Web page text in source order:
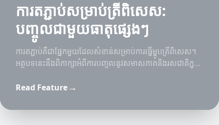
ការតភ្ជាប់សម្រាប់ត្រីពិសេស:
បញ្ចូលជាមួយធាតុផ្សេងៗ
ការតភ្ជាប់គឺជាផ្នែកមួយដែលសំខាន់សម្រាប់ការធ្វើម្ហូបត្រីពិសេស។
អត្ថបទនេះនឹងពិភាក្សាអំពីការបញ្ចូលនូវសមាសភាគនិងរសជាតិក្នុង
Read Feature→
ការថែទាំត្រី
អាហារត្រី